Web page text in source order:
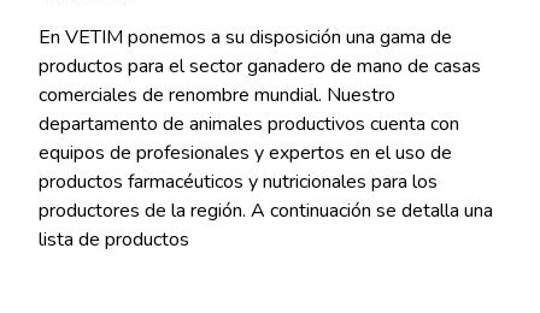
En VETIM ponemos a su disposición una gama de
productos para el sector ganadero de mano de casas
comerciales de renombre mundial. Nuestro
departamento de animales productivos cuenta con
equipos de profesionales y expertos en el uso de
productos farmacéuticos y nutricionales para los
productores de la región. A continuación se detalla una
lista de productos